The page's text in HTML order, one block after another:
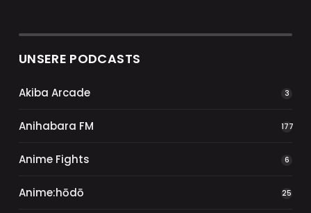
UNSERE PODCASTS
Akiba Arcade 3
Anihabara FM 177
Anime Fights 6
Anime:hōdō 25